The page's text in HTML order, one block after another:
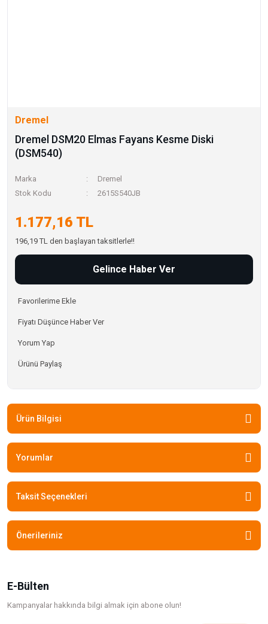
Dremel
Dremel DSM20 Elmas Fayans Kesme Diski
(DSM540)
Marka
Dremel
Stok Kodu
2615S540JB
1.177,16 TL
196,19 TL den başlayan taksitlerle!!
Gelince Haber Ver
Fiyatı Düşünce Haber Ver
Yorum Yap
Ürünü Paylaş
Ürün Bilgisi
Yorumlar
Taksit Seçenekleri
Önerileriniz
E-Bülten
Kampanyalar hakkında bilgi almak için abone olun!